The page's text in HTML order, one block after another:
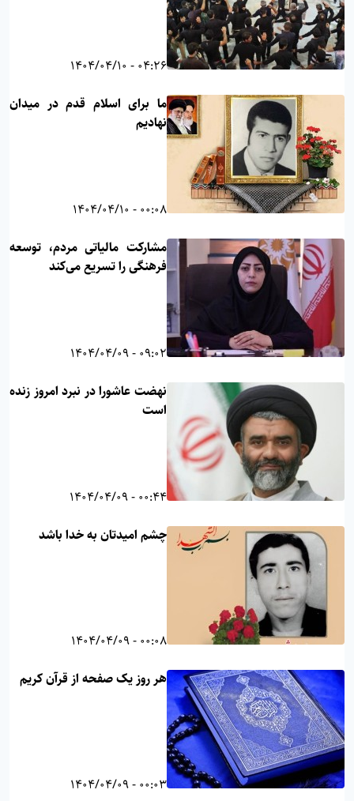
04:26 - 1404/04/10
ما برای اسلام قدم در میدان
نهادیم
00:08 - 1404/04/10
مشارکت مالیاتی مردم، توسعه
فرهنگی را تسریع می‌کند
09:02 - 1404/04/09
نهضت عاشورا در نبرد امروز زنده
است
00:44 - 1404/04/09
چشم امیدتان به خدا باشد
00:08 - 1404/04/09
هر روز یک صفحه از قرآن کریم
00:03 - 1404/04/09